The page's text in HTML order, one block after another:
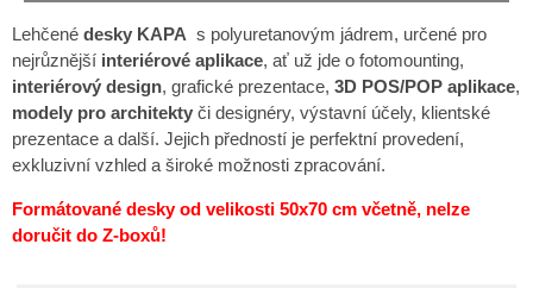
Lehčené desky KAPA s polyuretanovým jádrem, určené pro
nejrůznější interiérové aplikace, ať už jde o fotomounting,
interiérový design, grafické prezentace, 3D POS/POP aplikace,
modely pro architekty či designéry, výstavní účely, klientské
prezentace a další. Jejich předností je perfektní provedení,
exkluzivní vzhled a široké možnosti zpracování.
Formátované desky od velikosti 50x70 cm včetně, nelze
doručit do Z-boxů!